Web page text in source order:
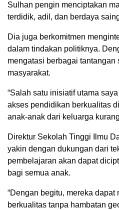
Sulhan pengin menciptakan
terdidik, adil, dan berdaya
Dia juga berkomitmen
dalam tindakan politiknya.
mengatasi berbagai tantangan
masyarakat.
“Salah satu inisiatif utama
akses pendidikan berkualitas
anak-anak dari keluarga
Direktur Sekolah Tinggi Ilmu
yakin dengan dukungan dari
pembelajaran akan dapat
bagi semua anak.
“Dengan begitu, mereka
berkualitas tanpa hambatan